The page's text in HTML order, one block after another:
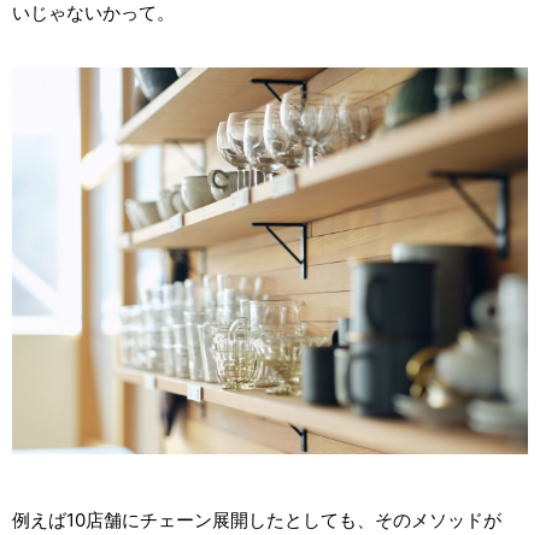
いじゃないかって。
例えば10店舗にチェーン展開したとしても、そのメソッドが